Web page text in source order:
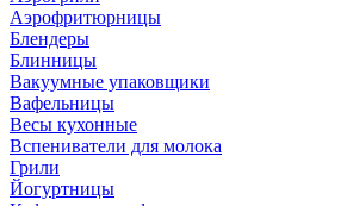
Аэрофритюрницы
Блендеры
Блинницы
Вакуумные упаковщики
Вафельницы
Весы кухонные
Вспениватели для молока
Грили
Йогуртницы